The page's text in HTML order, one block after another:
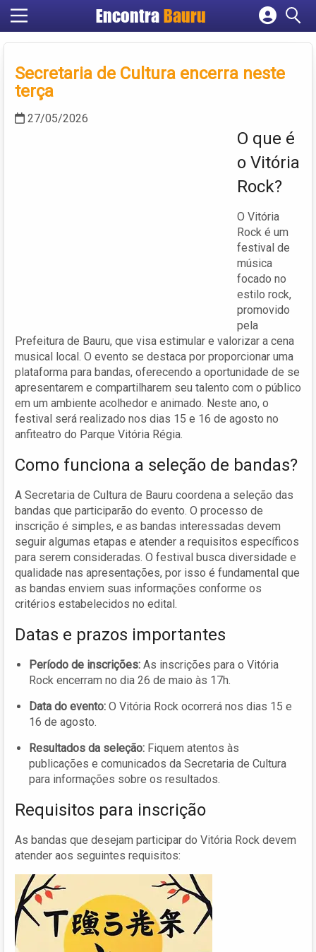
Encontra Bauru
Cadastrar empresa
Criar conta
Secretaria de Cultura encerra neste
terça
27/05/2026
O que é
o Vitória
Rock?
O Vitória
Rock é um
festival de
música
focado no
estilo rock,
promovido
pela
Prefeitura de Bauru, que visa estimular e valorizar a cena
musical local. O evento se destaca por proporcionar uma
plataforma para bandas, oferecendo a oportunidade de se
apresentarem e compartilharem seu talento com o público
em um ambiente acolhedor e animado. Neste ano, o
festival será realizado nos dias 15 e 16 de agosto no
anfiteatro do Parque Vitória Régia.
Como funciona a seleção de bandas?
A Secretaria de Cultura de Bauru coordena a seleção das
bandas que participarão do evento. O processo de
inscrição é simples, e as bandas interessadas devem
seguir algumas etapas e atender a requisitos específicos
para serem consideradas. O festival busca diversidade e
qualidade nas apresentações, por isso é fundamental que
as bandas enviem suas informações conforme os
critérios estabelecidos no edital.
Datas e prazos importantes
Período de inscrições: As inscrições para o Vitória
Rock encerram no dia 26 de maio às 17h.
Data do evento: O Vitória Rock ocorrerá nos dias 15 e
16 de agosto.
Resultados da seleção: Fiquem atentos às
publicações e comunicados da Secretaria de Cultura
para informações sobre os resultados.
Requisitos para inscrição
As bandas que desejam participar do Vitória Rock devem
atender aos seguintes requisitos: